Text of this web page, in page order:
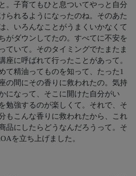
。子育てもひと息ついてやっと自分
られるようになったのね。そのあた
、いろんなことがうまくいかなくて
がダウンしてたの。すべてに不安を
ていて。そのタイミングでたまたま
座に呼ばれて行ったことがあって。
て精油ってものを知って、たった1
の間にその香りに救われたの。気持
になって、そこに開けた自分がい
勉強するのが楽しくて。それで、そ
もこんな香りに救われたから、これ
品にしたらどうなんだろうって。そ
を立ち上げました。